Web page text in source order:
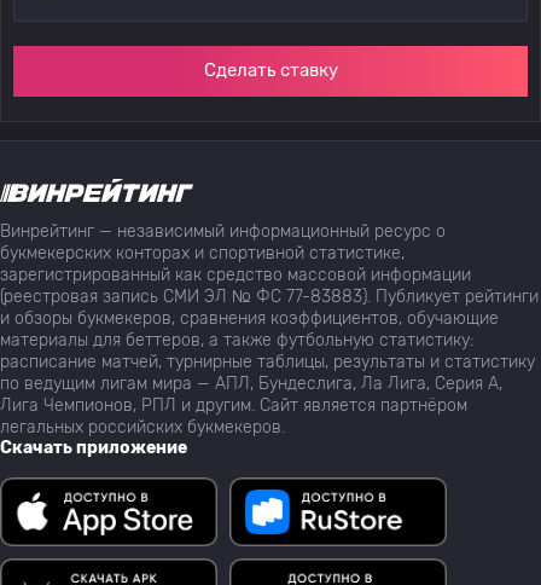
Сделать ставку
Винрейтинг — независимый информационный ресурс о
букмекерских конторах и спортивной статистике,
зарегистрированный как средство массовой информации
(реестровая запись СМИ ЭЛ № ФС 77-83883). Публикует рейтинги
и обзоры букмекеров, сравнения коэффициентов, обучающие
материалы для беттеров, а также футбольную статистику:
расписание матчей, турнирные таблицы, результаты и статистику
по ведущим лигам мира — АПЛ, Бундеслига, Ла Лига, Серия А,
Лига Чемпионов, РПЛ и другим. Сайт является партнёром
легальных российских букмекеров.
Скачать приложение